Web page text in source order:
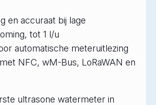
en accuraat bij lage
tot 1 l/u
automatische meteruitlezing
NFC, wM-Bus, LoRaWAN en
ultrasone watermeter in